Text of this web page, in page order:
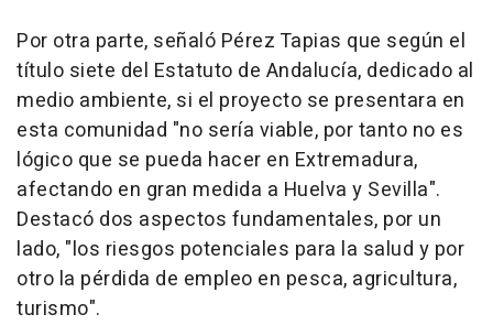
Por otra parte, señaló Pérez Tapias que según el
título siete del Estatuto de Andalucía, dedicado al
medio ambiente, si el proyecto se presentara en
esta comunidad "no sería viable, por tanto no es
lógico que se pueda hacer en Extremadura,
afectando en gran medida a Huelva y Sevilla".
Destacó dos aspectos fundamentales, por un
lado, "los riesgos potenciales para la salud y por
otro la pérdida de empleo en pesca, agricultura,
turismo".